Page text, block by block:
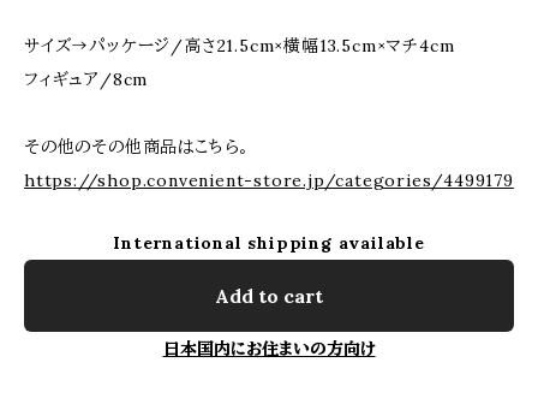
サイズ→パッケージ/高さ21.5cm×横幅13.5cm×マチ4cm
フィギュア/8cm
その他のその他商品はこちら。
https://shop.convenient-store.jp/categories/4499179
International shipping available
Add to cart
日本国内にお住まいの方向け